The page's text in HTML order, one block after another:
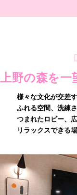
上野の森を一
様々な文化が交差
ふれる空間、洗練
つまれたロビー、
リラックスできる